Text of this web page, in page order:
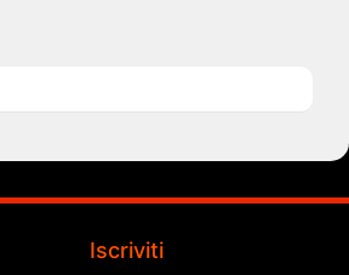
Iscriviti